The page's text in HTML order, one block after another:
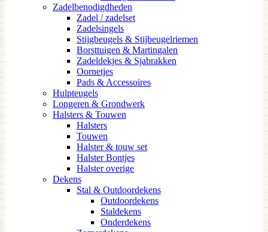
Zadelbenodigdheden
Zadel / zadelset
Zadelsingels
Stijgbeugels & Stijbeugelriemen
Borsttuigen & Martingalen
Zadeldekjes & Sjabrakken
Oornetjes
Pads & Accessoires
Hulpteugels
Longeren & Grondwerk
Halsters & Touwen
Halsters
Touwen
Halster & touw set
Halster Bontjes
Halster overige
Dekens
Stal & Outdoordekens
Outdoordekens
Staldekens
Onderdekens